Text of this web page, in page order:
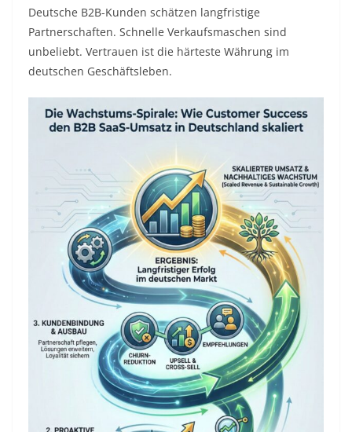
Deutsche B2B-Kunden schätzen langfristige
Partnerschaften. Schnelle Verkaufsmaschen sind
unbeliebt. Vertrauen ist die härteste Währung im
deutschen Geschäftsleben.